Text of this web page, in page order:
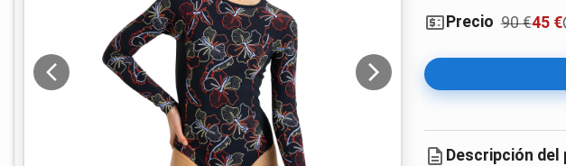
Precio 90 €45 €
Descripción